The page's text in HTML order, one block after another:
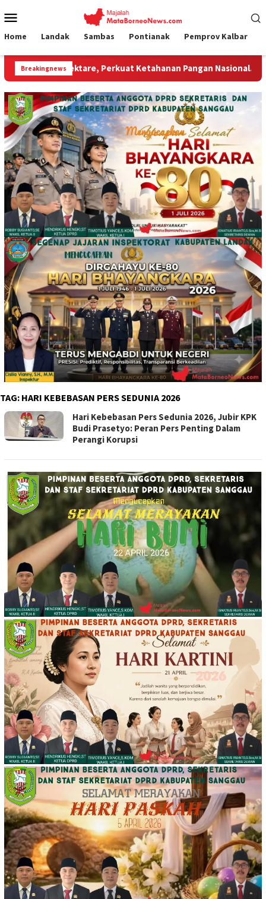
ke
Mobile
Home Landak Sambas Pontianak Pemprov Kalbar
Breakingnews
Perkuat Ketahanan Pangan Nasional.” Jembatan
TAG: HARI KEBEBASAN PERS SEDUNIA 2026
Hari Kebebasan Pers Sedunia 2026, Jubir KPK
Budi Prasetyo: Peran Pers Penting Dalam
Perangi Korupsi